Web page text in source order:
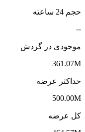
حجم 24 ساعته
--
موجودی در گردش
361.07M
حداکثر عرضه
500.00M
کل عرضه